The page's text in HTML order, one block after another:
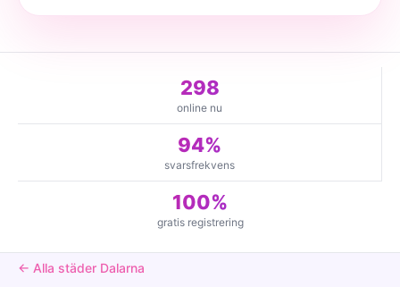
298
online nu
94%
svarsfrekvens
100%
gratis registrering
← Alla städer Dalarna